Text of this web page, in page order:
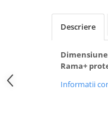
Descriere
Rama+
Informatii